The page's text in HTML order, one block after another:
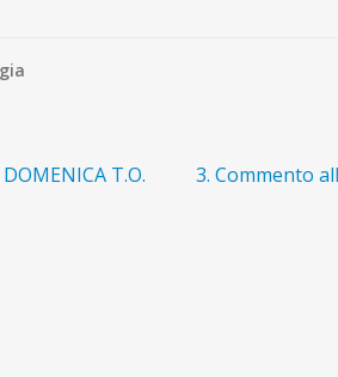
T.O.
Articolo
3. Commento